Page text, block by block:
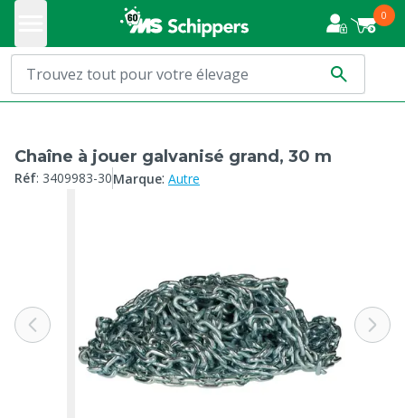
0
Chaîne à jouer galvanisé grand, 30 m
Réf: 3409983-30Marque: Autre